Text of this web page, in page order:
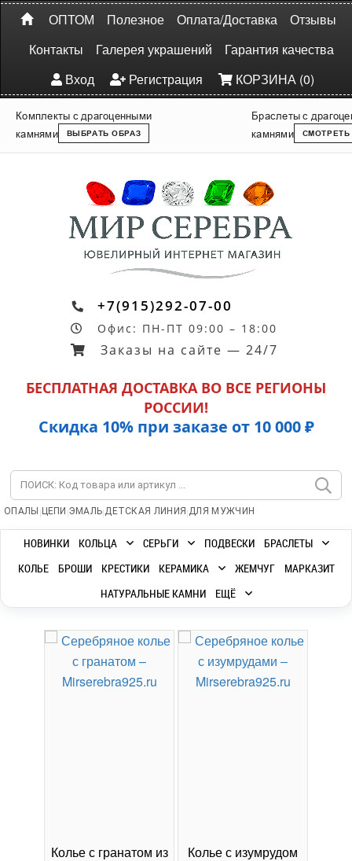
ОПТОМ Полезное Оплата/Доставка
Отзывы
Контакты
Галерея украшений
Гарантия качества
Вход
Регистрация КОРЗИНА (0)
Комплекты с драгоценными
камнями
ВЫБРАТЬ ОБРАЗ
Браслеты с
камнями
СМОТРЕТЬ
+7(915)292-07-00
Офис: ПН-ПТ 09:00 – 18:00
Заказы на сайте — 24/7
БЕСПЛАТНАЯ ДОСТАВКА ВО ВСЕ РЕГИОНЫ
РОССИИ!
Скидка 10% при заказе от 10 000 ₽
ОПАЛЫ | ЦЕПИ |ЭМАЛЬ|ДЕТСКАЯ ЛИНИЯ |ДЛЯ МУЖЧИН
НОВИНКИ КОЛЬЦА СЕРЬГИ ПОДВЕСКИ
БРАСЛЕТЫ
КОЛЬЕ
БРОШИ КРЕСТИКИ КЕРАМИКА ЖЕМЧУГ
МАРКАЗИТ
НАТУРАЛЬНЫЕ КАМНИ
ЕЩЁ
Колье с гранатом из
Колье с изумрудом